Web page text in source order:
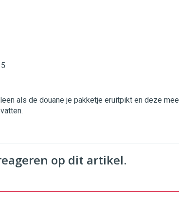
als de douane je pakketje eruitpikt en deze
op dit artikel.